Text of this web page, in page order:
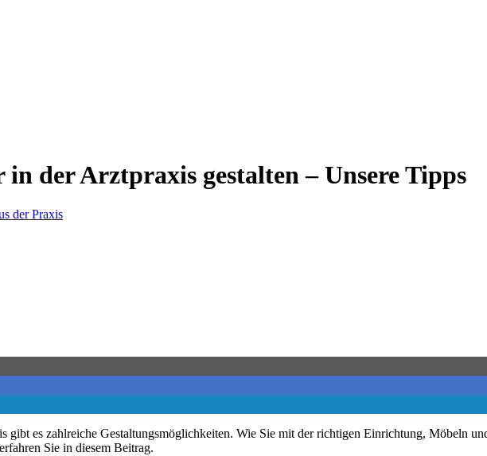
der Arztpraxis gestalten – Unsere Tipps
der Praxis
gibt es zahlreiche Gestaltungsmöglichkeiten. Wie Sie mit der richtigen Einrichtung, Möbeln
Sie in diesem Beitrag.